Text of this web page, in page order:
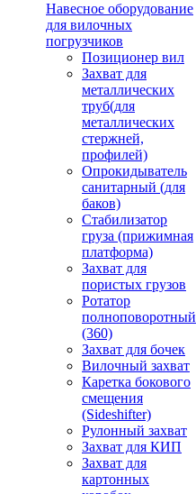
Навесное оборудование
для вилочных
погрузчиков
Позиционер вил
Захват для
металлических
труб(для
металлических
стержней,
профилей)
Опрокидыватель
санитарный (для
баков)
Стабилизатор
груза (прижимная
платформа)
Захват для
пористых грузов
Ротатор
полноповоротный
(360)
Захват для бочек
Вилочный захват
Каретка бокового
смещения
(Sideshifter)
Рулонный захват
Захват для КИП
Захват для
картонных